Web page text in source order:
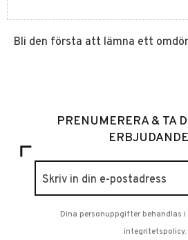
Bli den första att lämna ett
PRENUMERERA & TA
Dina personuppgifter behandlas i
integritetspolicy.